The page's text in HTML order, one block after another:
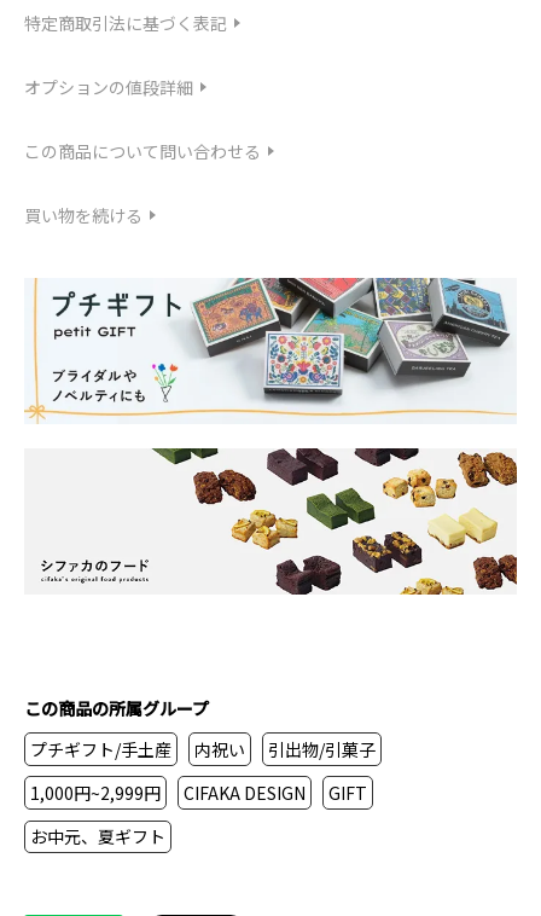
特定商取引法に基づく表記
オプションの値段詳細
この商品について問い合わせる
買い物を続ける
この商品の所属グループ
プチギフト/手土産
内祝い
引出物/引菓子
1,000円~2,999円
CIFAKA DESIGN
GIFT
お中元、夏ギフト